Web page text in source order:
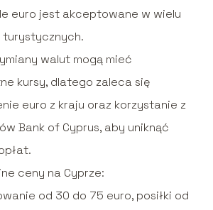
euro jest akceptowane w wielu
turystycznych.
walut mogą mieć
kursy, dlatego zaleca się
euro z kraju oraz korzystanie z
Bank of Cyprus, aby uniknąć
ceny na Cyprze:
od 30 do 75 euro, posiłki od